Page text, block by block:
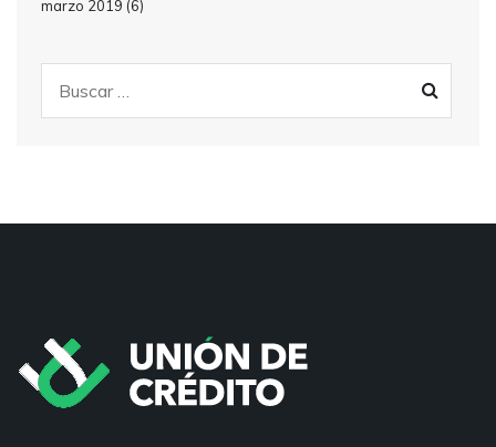
marzo 2019 (6)